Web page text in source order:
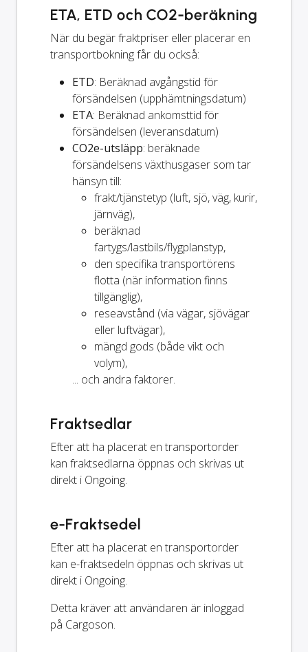
ETA, ETD och CO2-beräkning
När du begär fraktpriser eller placerar en
transportbokning får du också:
ETD: Beräknad avgångstid för
försändelsen (upphämtningsdatum)
ETA: Beräknad ankomsttid för
försändelsen (leveransdatum)
CO2e-utsläpp: beräknade
försändelsens växthusgaser som tar
hänsyn till:
frakt/tjänstetyp (luft, sjö, väg, kurir,
järnväg),
beräknad
fartygs/lastbils/flygplanstyp,
den specifika transportörens
flotta (när information finns
tillgänglig),
reseavstånd (via vägar, sjövägar
eller luftvägar),
mängd gods (både vikt och
volym),
... och andra faktorer.
Fraktsedlar
Efter att ha placerat en transportorder
kan fraktsedlarna öppnas och skrivas ut
direkt i Ongoing.
e-Fraktsedel
Efter att ha placerat en transportorder
kan e-fraktsedeln öppnas och skrivas ut
direkt i Ongoing.
Detta kräver att användaren är inloggad
på Cargoson.